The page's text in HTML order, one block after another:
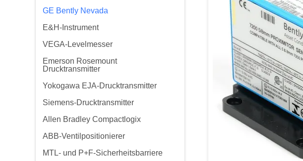
GE Bently Nevada
E&H-Instrument
VEGA-Levelmesser
Emerson Rosemount
Drucktransmitter
Yokogawa EJA-Drucktransmitter
Siemens-Drucktransmitter
Allen Bradley Compactlogix
ABB-Ventilpositionierer
MTL- und P+F-Sicherheitsbarriere